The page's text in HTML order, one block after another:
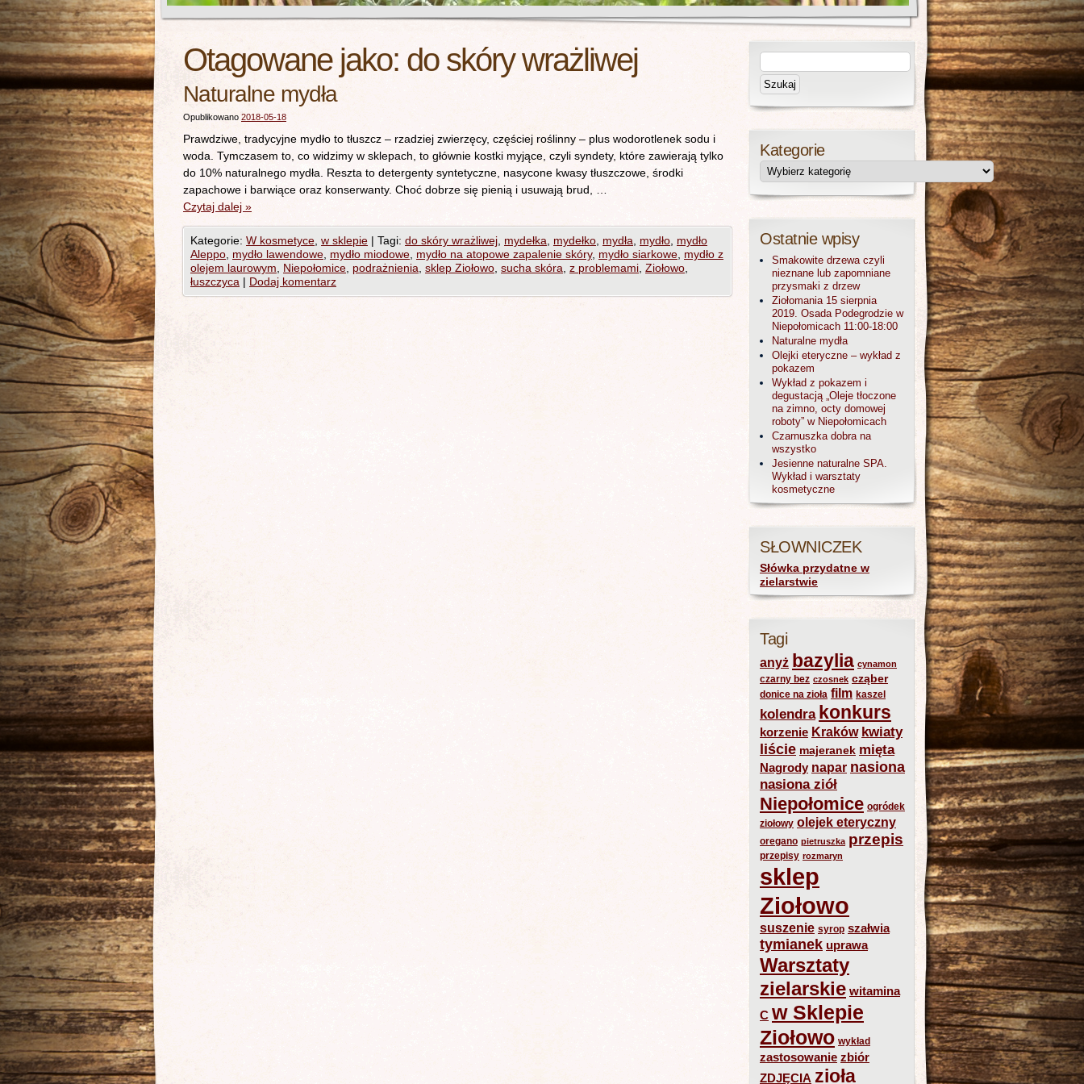
Otagowane jako: do skóry wrażliwej
Naturalne mydła
Opublikowano 2018-05-18
Prawdziwe, tradycyjne mydło to tłuszcz – rzadziej zwierzęcy, częściej roślinny – plus wodorotlenek sodu i
woda. Tymczasem to, co widzimy w sklepach, to głównie kostki myjące, czyli syndety, które zawierają tylko
do 10% naturalnego mydła. Reszta to detergenty syntetyczne, nasycone kwasy tłuszczowe, środki
zapachowe i barwiące oraz konserwanty. Choć dobrze się pienią i usuwają brud, …
Czytaj dalej »
Kategorie: W kosmetyce w sklepie | Tagi: do skóry wrażliwej mydełka mydełko mydła mydło mydło
Aleppo mydło lawendowe mydło miodowe mydło na atopowe zapalenie skóry, mydło siarkowe mydło z
olejem laurowym
Niepołomice podrażnienia sklep Ziołowo sucha skóra z problemami Ziołowo
łuszczyca | Dodaj komentarz
Kategorie
Ostatnie wpisy
Smakowite drzewa czyli
nieznane lub zapomniane
przysmaki z drzew
Ziołomania 15 sierpnia
2019. Osada Podegrodzie w
Niepołomicach 11:00-18:00
Naturalne mydła
Olejki eteryczne – wykład z
pokazem
Wykład z pokazem i
degustacją „Oleje tłoczone
na zimno, octy domowej
roboty” w Niepołomicach
Czarnuszka dobra na
wszystko
Jesienne naturalne SPA.
Wykład i warsztaty
kosmetyczne
SŁOWNICZEK
Słówka przydatne w
zielarstwie
Tagi
anyż bazylia cynamon
czarny bez czosnek cząber
donice na zioła film kaszel
kolendra konkurs
korzenie Kraków kwiaty
liście majeranek mięta
Nagrody napar nasiona
nasiona ziół
Niepołomice ogródek
ziołowy olejek eteryczny
oregano pietruszka przepis
przepisy rozmaryn
sklep
Ziołowo
suszenie syrop szałwia
tymianek uprawa
Warsztaty
zielarskie witamina
C w Sklepie
Ziołowo wykład
zastosowanie zbiór
ZDJĘCIA zioła